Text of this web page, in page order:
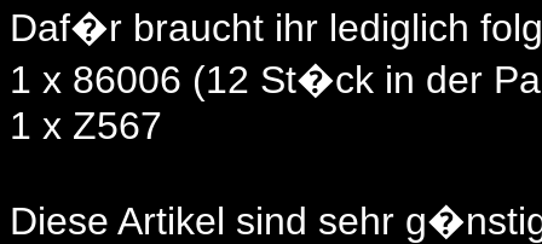
Daf�r braucht ihr lediglich
1 x 86006 (12 St�ck in der
1 x Z567
Diese Artikel sind sehr